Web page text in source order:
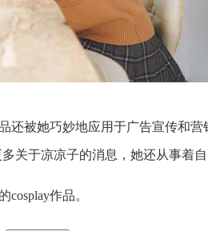
被她巧妙地应用于广告宣传和
关于凉凉子的消息，她还从事着自
作品。